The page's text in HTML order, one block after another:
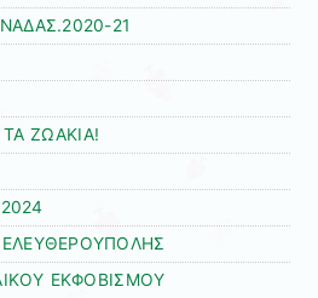
21
ΖΩΑΚΙΑ!
ΕΚΦΟΒΙΣΜΟΥ